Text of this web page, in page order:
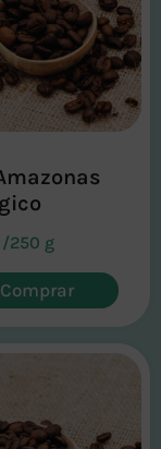
/250 g
Comprar